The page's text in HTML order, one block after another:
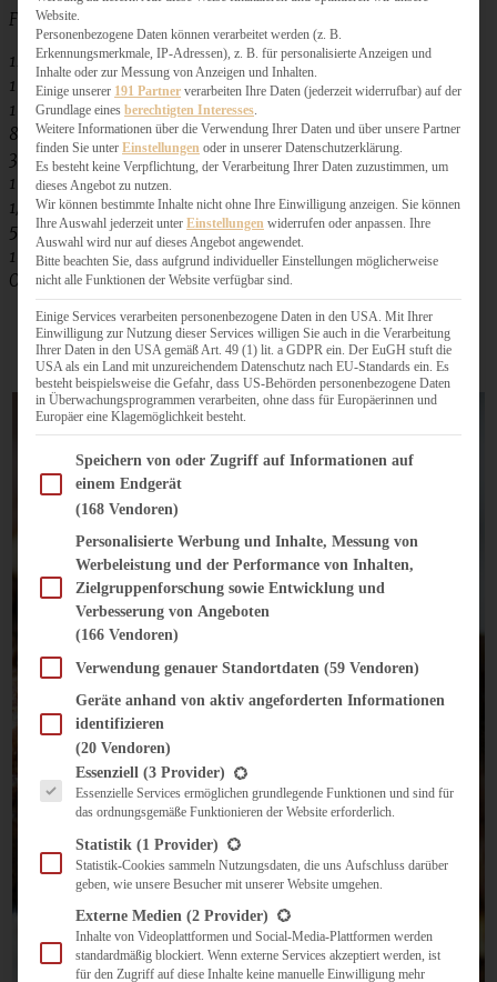
Für ca. 16
120 g Mehl
1 Ei
100 g weiche Butter
80 g brauner Zucker
30 g Kakao
1 Päckchen Vanillezucker
1/2 TL Backpulver
50 g gehackte Walnüsse
100 g dunkle Schokoladenstücke
Oreo-Kekse
Website.
Personenbezogene Daten können verarbeitet werden (z. B.
Erkennungsmerkmale, IP-Adressen), z. B. für personalisierte Anzeigen und
Inhalte oder zur Messung von Anzeigen und Inhalten.
Einige unserer 191 Partner verarbeiten Ihre Daten (jederzeit widerrufbar) auf der
Grundlage eines berechtigten Interesses.
Weitere Informationen über die Verwendung Ihrer Daten und über unsere Partner
finden Sie unter Einstellungen oder in unserer Datenschutzerklärung.
Es besteht keine Verpflichtung, der Verarbeitung Ihrer Daten zuzustimmen, um
dieses Angebot zu nutzen.
Wir können bestimmte Inhalte nicht ohne Ihre Einwilligung anzeigen. Sie können
Ihre Auswahl jederzeit unter Einstellungen widerrufen oder anpassen. Ihre
Auswahl wird nur auf dieses Angebot angewendet.
Bitte beachten Sie, dass aufgrund individueller Einstellungen möglicherweise
nicht alle Funktionen der Website verfügbar sind.
Einige Services verarbeiten personenbezogene Daten in den USA. Mit Ihrer
Einwilligung zur Nutzung dieser Services willigen Sie auch in die Verarbeitung
Ihrer Daten in den USA gemäß Art. 49 (1) lit. a GDPR ein. Der EuGH stuft die
USA als ein Land mit unzureichendem Datenschutz nach EU-Standards ein. Es
besteht beispielsweise die Gefahr, dass US-Behörden personenbezogene Daten
in Überwachungsprogrammen verarbeiten, ohne dass für Europäerinnen und
Europäer eine Klagemöglichkeit besteht.
Im Folgenden finden Sie eine Liste der Zwecke des IAB Transparency and Consent
Speichern von oder Zugriff auf Informationen auf
einem Endgerät
(168 Vendoren)
Personalisierte Werbung und Inhalte, Messung von
Werbeleistung und der Performance von Inhalten,
Zielgruppenforschung sowie Entwicklung und
Verbesserung von Angeboten
(166 Vendoren)
Verwendung genauer Standortdaten (59 Vendoren)
Geräte anhand von aktiv angeforderten Informationen
identifizieren
(20 Vendoren)
Es folgt eine Liste der Service-Gruppen, für die eine Einwilligung erteilt werden
Essenziell (3 Provider)
Essenzielle Services ermöglichen grundlegende Funktionen und sind für
das ordnungsgemäße Funktionieren der Website erforderlich.
Statistik (1 Provider)
Statistik-Cookies sammeln Nutzungsdaten, die uns Aufschluss darüber
geben, wie unsere Besucher mit unserer Website umgehen.
Externe Medien (2 Provider)
Inhalte von Videoplattformen und Social-Media-Plattformen werden
standardmäßig blockiert. Wenn externe Services akzeptiert werden, ist
für den Zugriff auf diese Inhalte keine manuelle Einwilligung mehr